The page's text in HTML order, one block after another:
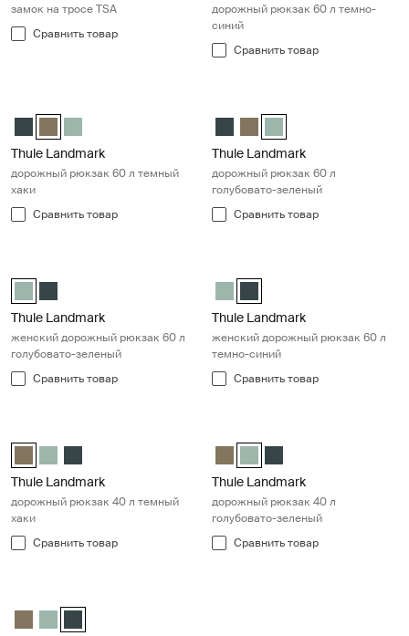
замок на тросе TSA
Сравнить товар
дорожный рюкзак 60 л темно-
синий
Сравнить товар
Thule Landmark 60L Самый темный синий
Thule Landmark 60L Темный хаки (selected)
Thule Landmark 60L Hazy Green
Thule Landmark
дорожный рюкзак 60 л темный
хаки
Сравнить товар
Thule Landmark 60L Самый
Thule Landmark 60L
Thule Landmark 60L
Thule Landmark
дорожный рюкзак 60 л
голубовато-зеленый
Сравнить товар
Thule Landmark 60L Women's Hazy Green (selected)
Thule Landmark 60L Women's Самый темный синий
Thule Landmark
женский дорожный рюкзак 60 л
голубовато-зеленый
Сравнить товар
Thule Landmark 60L Women's
Thule Landmark 60L
Thule Landmark
женский дорожный рюкзак 60 л
темно-синий
Сравнить товар
Thule Landmark 40L Темный хаки (selected)
Thule Landmark 40L Hazy Green
Thule Landmark 40L Самый темный синий
Thule Landmark
дорожный рюкзак 40 л темный
хаки
Сравнить товар
Thule Landmark 40L Темный
Thule Landmark 40L Hazy
Thule Landmark 40L
Thule Landmark
дорожный рюкзак 40 л
голубовато-зеленый
Сравнить товар
Thule Landmark 40L Темный хаки
Thule Landmark 40L Hazy Green
Thule Landmark 40L Самый темный синий (selected)